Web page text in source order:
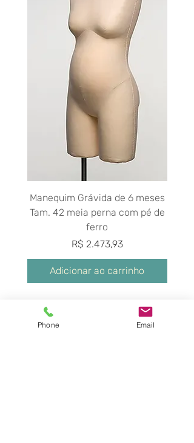
Manequim Grávida de 6 meses
Tam. 42 meia perna com pé de
ferro
Preço
R$ 2.473,93
Adicionar ao carrinho
Pague com:
Phone Email